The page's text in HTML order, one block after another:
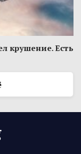
крушение. Есть